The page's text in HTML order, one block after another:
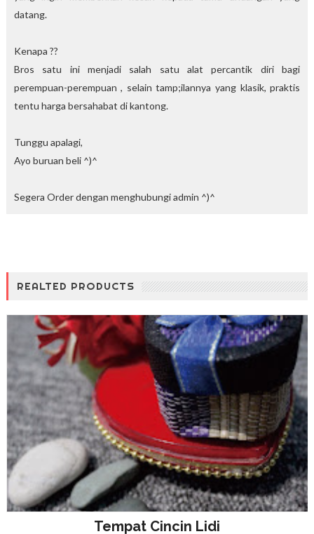
datang.
Kenapa ??
Bros satu ini menjadi salah satu alat percantik diri bagi
perempuan-perempuan , selain tamp;ilannya yang klasik, praktis
tentu harga bersahabat di kantong.
Tunggu apalagi,
Ayo buruan beli ^)^
Segera Order dengan menghubungi admin ^)^
REALTED PRODUCTS
Tempat Cincin Lidi